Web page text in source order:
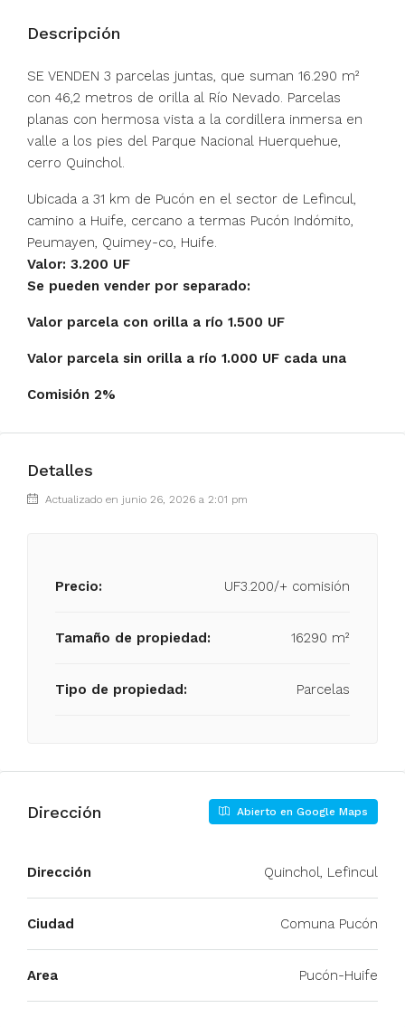
Descripción
SE VENDEN 3 parcelas juntas, que suman 16.290 m²
con 46,2 metros de orilla al Río Nevado. Parcelas
planas con hermosa vista a la cordillera inmersa en
valle a los pies del Parque Nacional Huerquehue,
cerro Quinchol.
Ubicada a 31 km de Pucón en el sector de Lefincul,
camino a Huife, cercano a termas Pucón Indómito,
Peumayen, Quimey-co, Huife.
Valor: 3.200 UF
Se pueden vender por separado:
Valor parcela con orilla a río 1.500 UF
Valor parcela sin orilla a río 1.000 UF cada una
Comisión 2%
Detalles
Actualizado en junio 26, 2026 a 2:01 pm
Precio: UF3.200/+ comisión
Tamaño de propiedad: 16290 m²
Tipo de propiedad: Parcelas
Dirección Abierto en Google Maps
Dirección Quinchol, Lefincul
Ciudad Comuna Pucón
Area Pucón-Huife